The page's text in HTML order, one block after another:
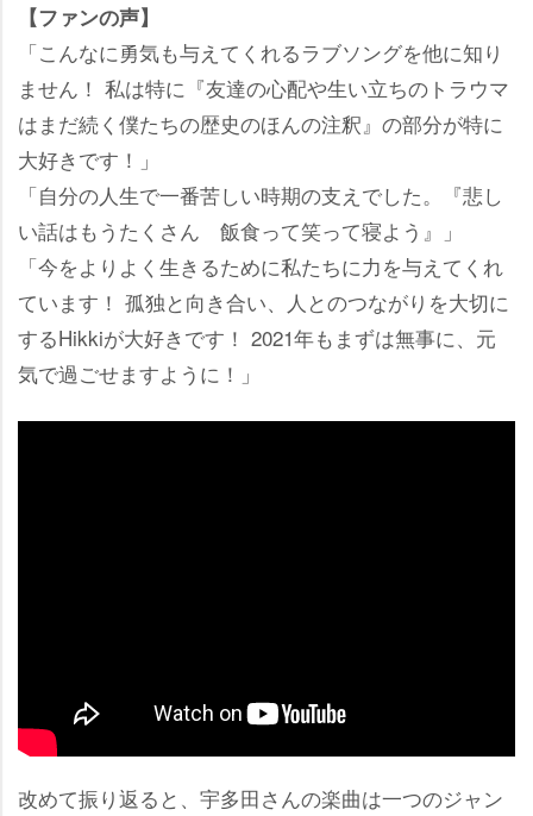
【ファンの声】
「こんなに勇気も与えてくれるラブソングを他に知り
ません！ 私は特に『友達の心配や生い立ちのトラウマ
はまだ続く僕たちの歴史のほんの注釈』の部分が特に
大好きです！」
「自分の人生で一番苦しい時期の支えでした。『悲し
い話はもうたくさん 飯食って笑って寝よう』」
「今をよりよく生きるために私たちに力を与えてくれ
ています！ 孤独と向き合い、人とのつながりを大切に
するHikkiが大好きです！ 2021年もまずは無事に、元
気で過ごせますように！」
改めて振り返ると、宇多田さんの楽曲は一つのジャン